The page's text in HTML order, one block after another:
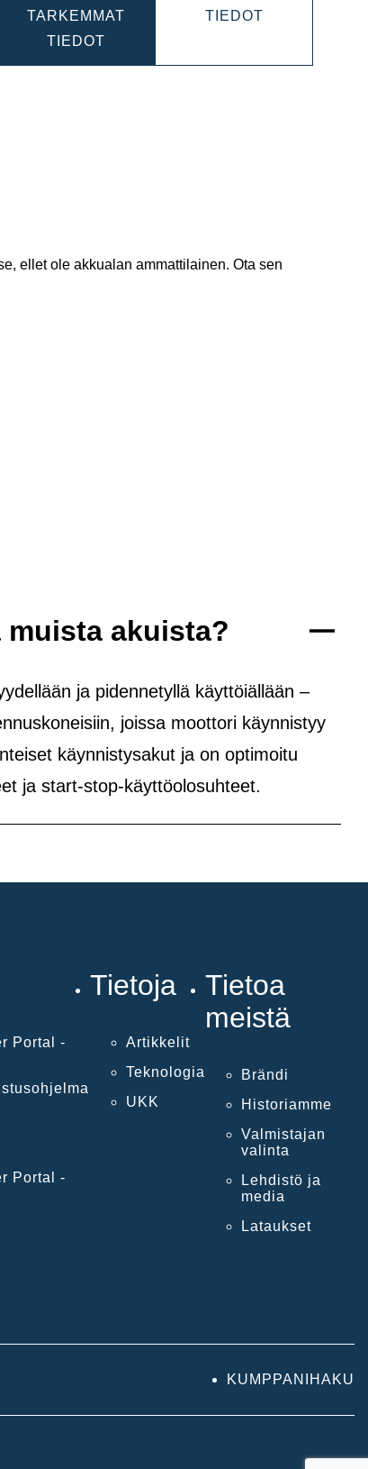
TARKEMMAT
TIEDOTPROMOTIVE
EFB
TIEDOTPROMOTIVE
640500080
ellet ole akkualan ammattilainen. Ota sen
muista akuista?
ja pidennetyllä käyttöiällään –
joissa moottori käynnistyy
käynnistysakut ja on optimoitu
ja start-stop-käyttöolosuhteet.
Portal -
Portal -
Tietoja
Artikkelit
Teknologia
UKK
Tietoa
meistä
Brändi
Historiamme
Valmistajan
valinta
Lehdistö ja
media
Lataukset
KUMPPANIHAKU